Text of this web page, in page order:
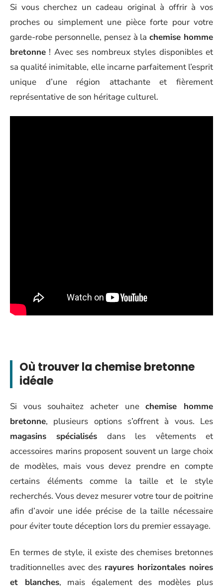
Si vous cherchez un cadeau original à offrir à vos
proches ou simplement une pièce forte pour votre
garde-robe personnelle, pensez à lachemise homme
bretonne ! Avec ses nombreux styles disponibles et
sa qualité inimitable, elle incarne parfaitement l’esprit
unique d’une région attachante et fièrement
représentative de son héritage culturel.
Où trouver la chemise bretonne
idéale
Si vous souhaitez acheter unechemise homme
bretonne, plusieurs options s’offrent à vous. Les
magasins spécialisés dans les vêtements et
accessoires marins proposent souvent un large choix
de modèles, mais vous devez prendre en compte
certains éléments comme la taille et le style
recherchés. Vous devez mesurer votre tour de poitrine
afin d’avoir une idée précise de la taille nécessaire
pour éviter toute déception lors du premier essayage.
En termes de style, il existe des chemises bretonnes
traditionnelles avec des rayures horizontales noires
et blanches, mais également des modèles plus